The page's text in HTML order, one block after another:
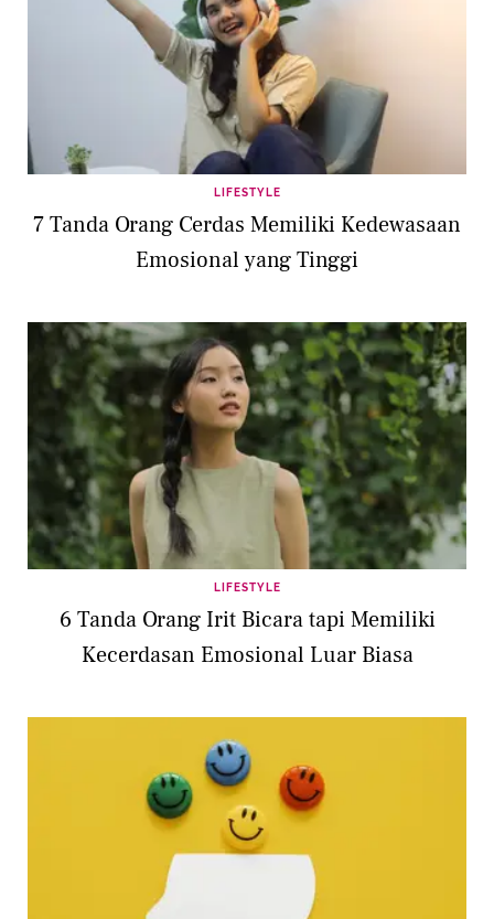
LIFESTYLE
7 Tanda Orang Cerdas Memiliki Kedewasaan
Emosional yang Tinggi
LIFESTYLE
6 Tanda Orang Irit Bicara tapi Memiliki
Kecerdasan Emosional Luar Biasa